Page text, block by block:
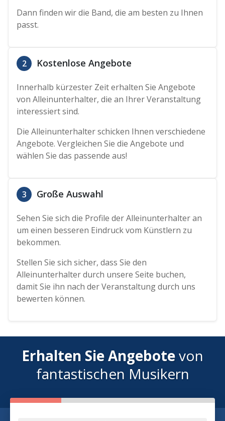
Dann finden wir die Band, die am besten zu Ihnen
passt.
2 Kostenlose Angebote
Innerhalb kürzester Zeit erhalten Sie Angebote
von Alleinunterhalter, die an Ihrer Veranstaltung
interessiert sind.
Die Alleinunterhalter schicken Ihnen verschiedene
Angebote. Vergleichen Sie die Angebote und
wählen Sie das passende aus!
3 Große Auswahl
Sehen Sie sich die Profile der Alleinunterhalter an
um einen besseren Eindruck vom Künstlern zu
bekommen.
Stellen Sie sich sicher, dass Sie den
Alleinunterhalter durch unsere Seite buchen,
damit Sie ihn nach der Veranstaltung durch uns
bewerten können.
Erhalten Sie Angebotevon
fantastischen Musikern